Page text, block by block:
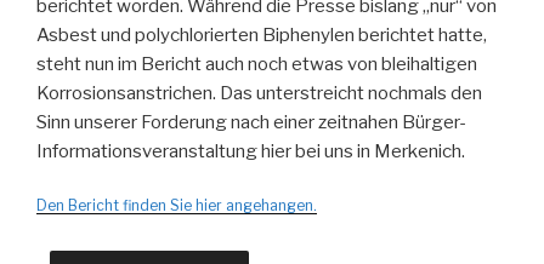
berichtet worden. Während die Presse bislang „nur“ von
Asbest und polychlorierten Biphenylen berichtet hatte,
steht nun im Bericht auch noch etwas von bleihaltigen
Korrosionsanstrichen. Das unterstreicht nochmals den
Sinn unserer Forderung nach einer zeitnahen Bürger-
Informationsveranstaltung hier bei uns in Merkenich.
Den Bericht finden Sie hier angehangen.